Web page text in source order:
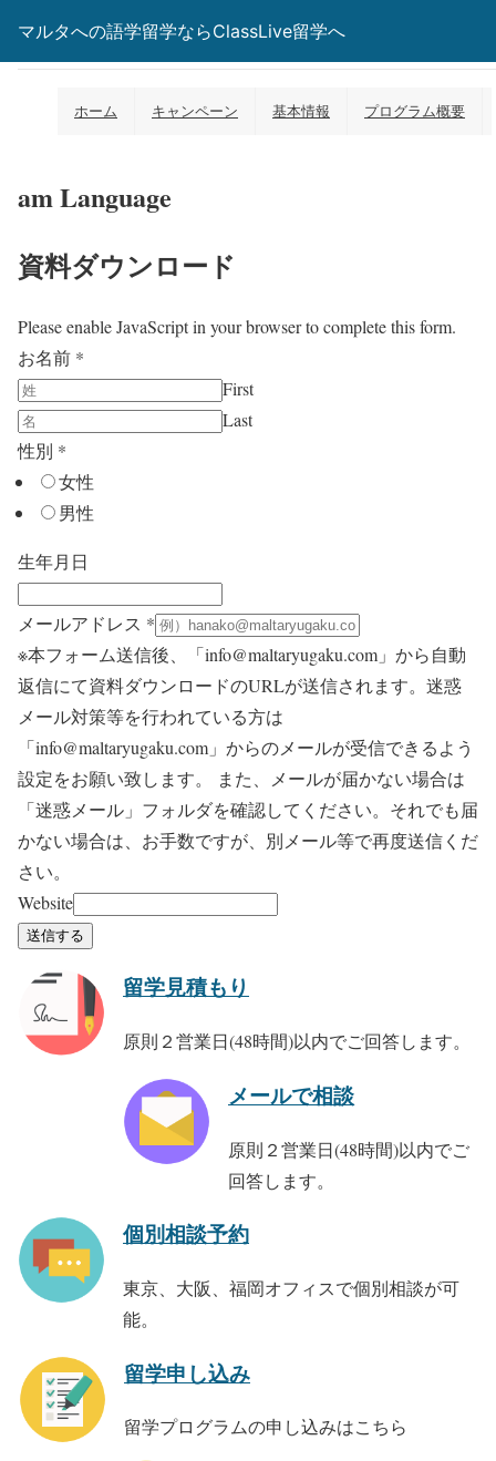
マルタへの語学留学ならClassLive留学へ
am Language資料ダウンロード
ホーム キャンペーン 基本情報 プログラム概要
am Language
資料ダウンロード
Please enable JavaScript in your browser to complete this form.
お名前 *
First
Last
性別 *
女性
男性
生年月日
メールアドレス *
※本フォーム送信後、「info@maltaryugaku.com」から自動
返信にて資料ダウンロードのURLが送信されます。迷惑
メール対策等を行われている方は
「info@maltaryugaku.com」からのメールが受信できるよう
設定をお願い致します。 また、メールが届かない場合は
「迷惑メール」フォルダを確認してください。それでも届
かない場合は、お手数ですが、別メール等で再度送信くだ
さい。
Website
送信する
留学見積もり
原則２営業日(48時間)以内でご回答します。
メールで相談
原則２営業日(48時間)以内でご
回答します。
個別相談予約
東京、大阪、福岡オフィスで個別相談が可
能。
留学申し込み
留学プログラムの申し込みはこちら